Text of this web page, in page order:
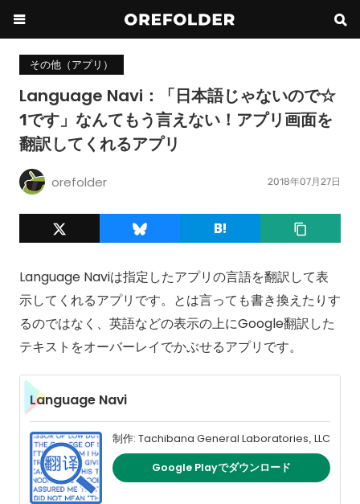
その他（アプリ）
Language Navi：「日本語じゃないので☆
1です」なんてもう言えない！アプリ画面を
翻訳してくれるアプリ
orefolder 2018年07月27日
Language Naviは指定したアプリの言語を翻訳して表
示してくれるアプリです。とは言っても書き換えたりす
るのではなく、英語などの表示の上にGoogle翻訳した
テキストをオーバーレイでかぶせるアプリです。
Language Navi
制作: Tachibana General Laboratories, LLC
Google Playでダウンロード